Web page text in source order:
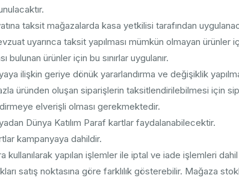
taksit mağazalarda kasa yetkilisi tarafından
uyarınca taksit yapılması mümkün olmayan ürünler
bulunan ürünler için bu sınırlar uygulanır.
ilişkin geriye dönük yararlandırma ve değişiklik
üründen oluşan siparişlerin taksitlendirilebilmesi için
elverişli olması gerekmektedir.
Dünya Katılım Paraf kartlar faydalanabilecektir.
kampanyaya dahildir.
kullanılarak yapılan işlemler ile iptal ve iade işlemleri
satış noktasına göre farklılık gösterebilir. Mağaza